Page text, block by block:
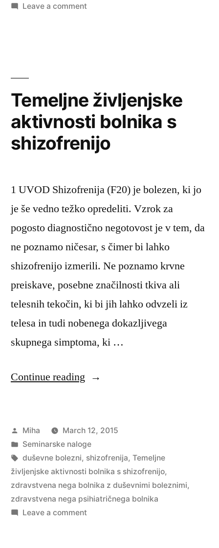
Leave a commenton
Temeljne življenjske
aktivnosti bolnika s
shizofrenijo
1 UVOD Shizofrenija (F20) je bolezen, ki jo
je še vedno težko opredeliti. Vzrok za
pogosto diagnostično negotovost je v tem, da
ne poznamo ničesar, s čimer bi lahko
shizofrenijo izmerili. Ne poznamo krvne
preiskave, posebne značilnosti tkiva ali
telesnih tekočin, ki bi jih lahko odvzeli iz
telesa in tudi nobenega dokazljivega
skupnega simptoma, ki …
Continue reading “Temeljne
bolnika
s
shizofrenijo”
Posted
by
Miha
March 12, 2015
Posted
in
Seminarske naloge
Tags:
duševne bolezni, shizofrenija, Temeljne
življenjske aktivnosti bolnika s shizofrenijo,
zdravstvena nega bolnika z duševnimi boleznimi,
zdravstvena nega psihiatričnega bolnika
Leave a commenton